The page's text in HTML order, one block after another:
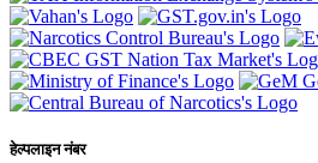
हेल्पलाइन नंबर